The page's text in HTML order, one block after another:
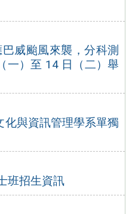
威颱風來襲，分科測
一）至 14 日（二）舉
與資訊管理學系單獨
班招生資訊